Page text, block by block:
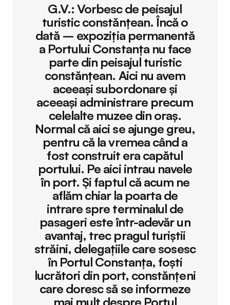
G.V.: Vorbesc de peisajul
turistic constănțean. Încă o
dată – expoziția permanentă
a Portului Constanța nu face
parte din peisajul turistic
constănțean. Aici nu avem
aceeași subordonare și
aceeași administrare precum
celelalte muzee din oraș.
Normal că aici se ajunge greu,
pentru că la vremea când a
fost construit era capătul
portului. Pe aici intrau navele
în port. Și faptul că acum ne
aflăm chiar la poarta de
intrare spre terminalul de
pasageri este într-adevăr un
avantaj, trec pragul turiștii
străini, delegațiile care sosesc
în Portul Constanța, foști
lucrători din port, constănțeni
care doresc să se informeze
mai mult despre Portul